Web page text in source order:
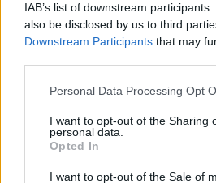
IAB’s list of downstream
also be disclosed by us to third
Downstream Participants that may
Please note that this website/app
not limited to your visit or usage
grant or deny consent to Google
use your data for below specified
consent section.
Personal Data Processing Opt
I want to opt-out of the Sharing
personal data.
Opted In
I want to opt-out of the Sale of
Λένα Σαμαρά: Σε κλίμα